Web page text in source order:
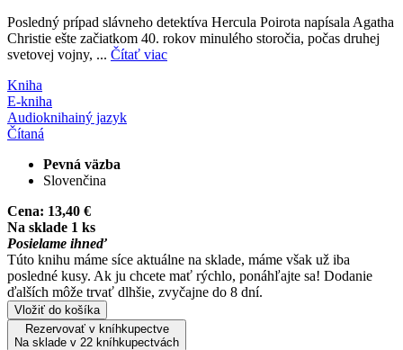
Posledný prípad slávneho detektíva Hercula Poirota napísala Agatha
Christie ešte začiatkom 40. rokov minulého storočia, počas druhej
svetovej vojny, ... Čítať viac
Kniha
E-kniha
Audioknihainý jazyk
Čítaná
Pevná väzba
Slovenčina
Cena: 13,40 €
Na sklade 1 ks
Posielame ihneď
Túto knihu máme síce aktuálne na sklade, máme však už iba
posledné kusy. Ak ju chcete mať rýchlo, ponáhľajte sa! Dodanie
ďalších môže trvať dlhšie, zvyčajne do 8 dní.
Vložiť do košíka
Rezervovať v kníhkupectve
Na sklade v 22 kníhkupectvách